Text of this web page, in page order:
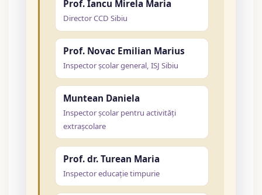
Prof. Iancu Mirela Maria
Director CCD Sibiu
Prof. Novac Emilian Marius
Inspector școlar general, ISJ Sibiu
Muntean Daniela
Inspector școlar pentru activități
extrașcolare
Prof. dr. Turean Maria
Inspector educație timpurie